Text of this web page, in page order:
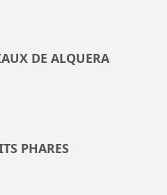
DE ALQUERA
PHARES